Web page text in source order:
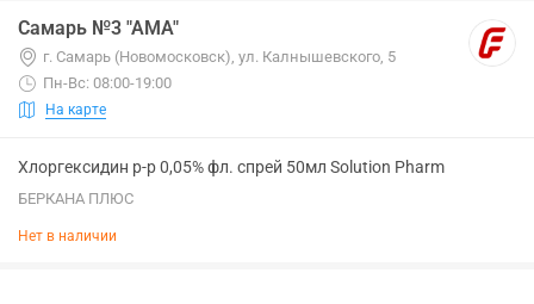
Самарь №3 "АМА"
г. Самарь (Новомосковск), ул. Калнышевского, 5
Пн-Вс: 08:00-19:00
На карте
Хлоргексидин р-р 0,05% фл. спрей 50мл Solution Pharm
БЕРКАНА ПЛЮС
Нет в наличии